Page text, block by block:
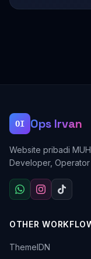
OI Ops Irvan
Website pribadi
Developer, Operator
OTHER
ThemeIDN